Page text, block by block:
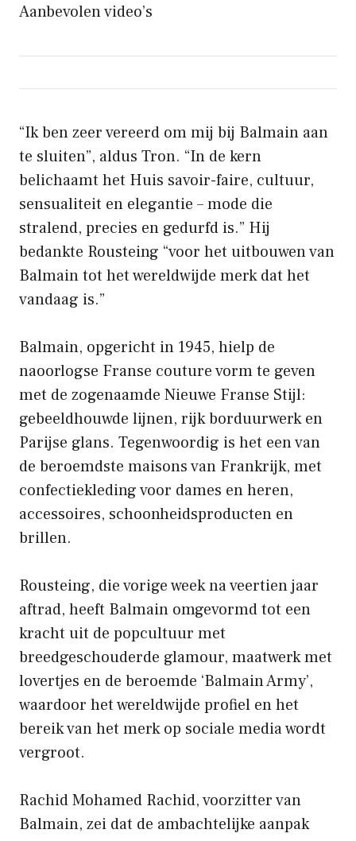
Aanbevolen video’s
“Ik ben zeer vereerd om mij bij Balmain aan
te sluiten”, aldus Tron. “In de kern
belichaamt het Huis savoir-faire, cultuur,
sensualiteit en elegantie – mode die
stralend, precies en gedurfd is.” Hij
bedankte Rousteing “voor het uitbouwen van
Balmain tot het wereldwijde merk dat het
vandaag is.”
Balmain, opgericht in 1945, hielp de
naoorlogse Franse couture vorm te geven
met de zogenaamde Nieuwe Franse Stijl:
gebeeldhouwde lijnen, rijk borduurwerk en
Parijse glans. Tegenwoordig is het een van
de beroemdste maisons van Frankrijk, met
confectiekleding voor dames en heren,
accessoires, schoonheidsproducten en
brillen.
Rousteing, die vorige week na veertien jaar
aftrad, heeft Balmain omgevormd tot een
kracht uit de popcultuur met
breedgeschouderde glamour, maatwerk met
lovertjes en de beroemde ‘Balmain Army’,
waardoor het wereldwijde profiel en het
bereik van het merk op sociale media wordt
vergroot.
Rachid Mohamed Rachid, voorzitter van
Balmain, zei dat de ambachtelijke aanpak